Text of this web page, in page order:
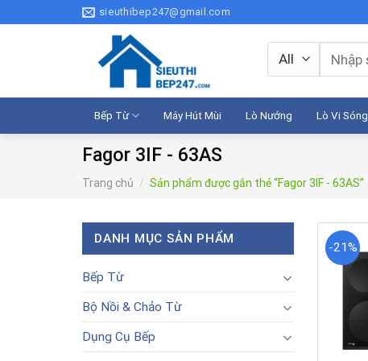
to
sieuthibep247@gmail.com
Tìm
kiếm:
Bếp Từ Máy Hút Mùi Lò Nướng Lò Vi Sóng
Fagor 3IF - 63AS
Trang chủ / Sản phẩm được gắn thẻ “Fagor 3IF - 63AS”
DANH MỤC SẢN PHẨM
Bếp Từ
Bộ Nồi & Chảo Từ
Dụng Cụ Bếp
-21%